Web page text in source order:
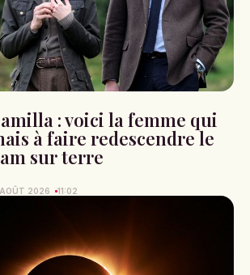
: voici la femme qui
à faire redescendre le
sur terre
2026 11:02